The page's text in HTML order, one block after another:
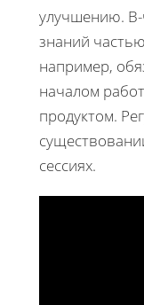
улучшению. В-
знаний
например,
началом
продуктом.
сессиях.